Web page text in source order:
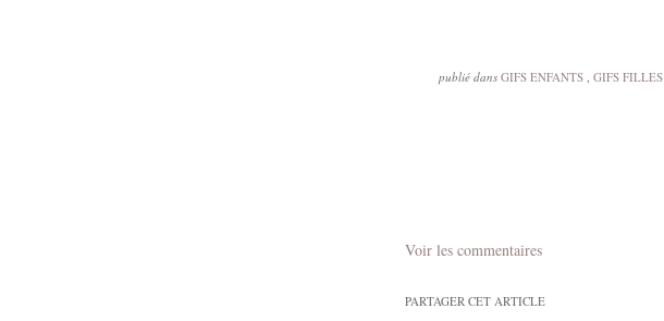
publié dans GIFS ENFANTS , GIFS FILLES
Voir les commentaires
PARTAGER CET ARTICLE